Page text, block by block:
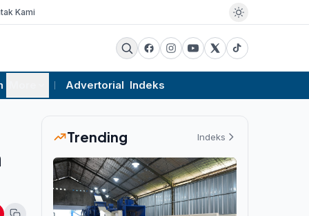
Kami
Advertorial Indeks
Trending Indeks